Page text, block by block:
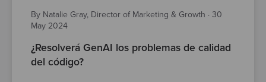
By Natalie Gray, Director of Marketing & Growth · 30
May 2024
¿Resolverá GenAI los problemas de calidad
del código?